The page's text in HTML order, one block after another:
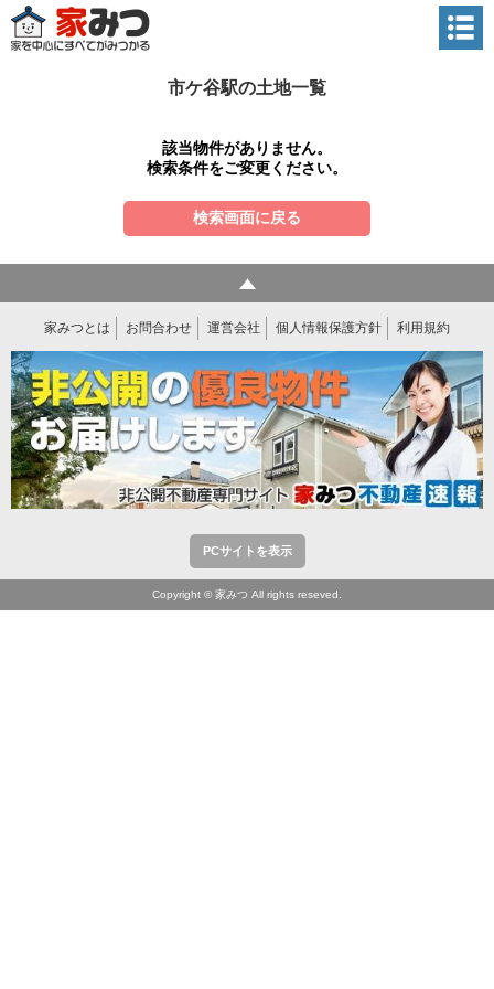
市ケ谷駅の土地一覧
該当物件がありません。
検索条件をご変更ください。
検索画面に戻る
家みつとは お問合わせ 運営会社 個人情報保護方針 利用規約
PCサイトを表示
Copyright © 家みつ All rights reseved.